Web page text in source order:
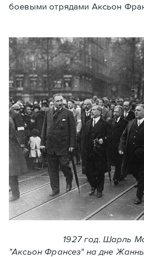
боевыми отрядами Аксьон
1927 год. Шарль
"Аксьон Франсез" на дне